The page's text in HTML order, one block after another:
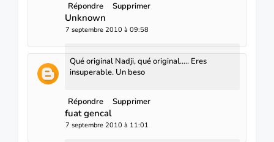
Répondre Supprimer
Unknown
7 septembre 2010 à 09:58
Qué original Nadji, qué original..... Eres
insuperable. Un beso
Répondre Supprimer
fuat gencal
7 septembre 2010 à 11:01